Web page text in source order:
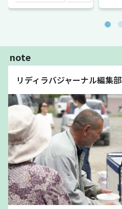
note
リディラバジャーナル編集部